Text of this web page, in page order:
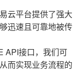
云平台提供了强大
迅速且可靠地被传
API接口，我们可
而实现业务流程的